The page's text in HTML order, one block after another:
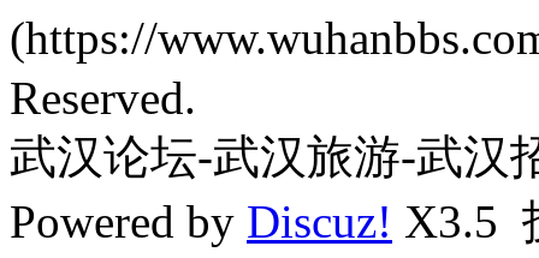
(https://
Reserved.
武汉论坛-武汉旅游-武汉
Powered by Discuz! X3.5